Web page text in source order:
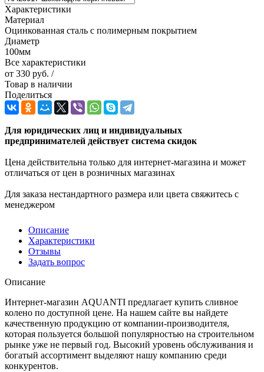
Характеристики
Материал
Оцинкованная сталь с полимерным покрытием
Диаметр
100мм
Все характеристики
от 330 руб. /
Товар в наличии
Поделиться
Для юридических лиц и индивидуальных
предпринимателей действует система скидок
Цена действительна только для интернет-магазина и может
отличаться от цен в розничных магазинах
Для заказа нестандартного размера или цвета свяжитесь с
менеджером
Описание
Характеристики
Отзывы
Задать вопрос
Описание
Интернет-магазин AQUANTI предлагает купить сливное
колено по доступной цене. На нашем сайте вы найдете
качественную продукцию от компании-производителя,
которая пользуется большой популярностью на строительном
рынке уже не первый год. Высокий уровень обслуживания и
богатый ассортимент выделяют нашу компанию среди
конкурентов.